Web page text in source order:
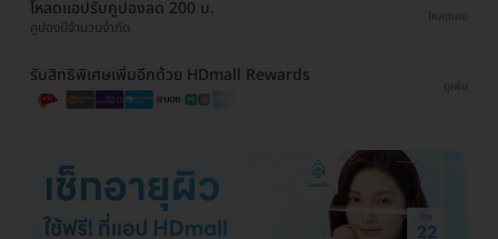
โหลดแอปรับคูปองลด 200 บ.
คูปองมีจำนวนจำกัด
โหลดเลย
รับสิทธิพิเศษเพิ่มอีกด้วย HDmall Rewards
ดูเพิ่ม